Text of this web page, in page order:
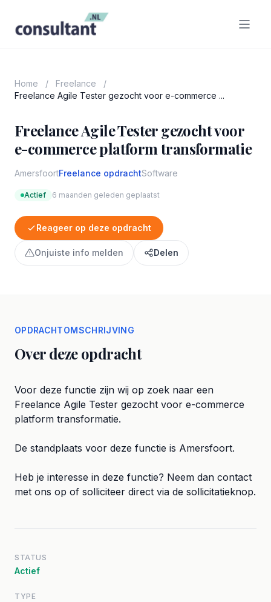
Home / Freelance
/
Freelance Agile Tester gezocht voor e-commerce ...
Freelance Agile Tester gezocht voor
e-commerce platform transformatie
AmersfoortFreelance opdrachtSoftware
Actief 6 maanden geleden geplaatst
Reageer op deze opdracht
Onjuiste info melden Delen
OPDRACHTOMSCHRIJVING
Over deze opdracht
Voor deze functie zijn wij op zoek naar een
Freelance Agile Tester gezocht voor e-commerce
platform transformatie.
De standplaats voor deze functie is Amersfoort.
Heb je interesse in deze functie? Neem dan contact
met ons op of solliciteer direct via de sollicitatieknop.
STATUS
Actief
TYPE